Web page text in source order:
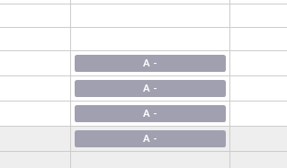
A -
A -
A -
A -